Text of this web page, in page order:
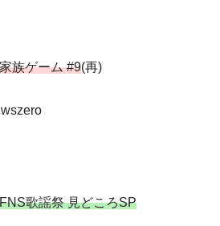
家族ゲーム #9(再)
FNS歌謡祭 見どころSP